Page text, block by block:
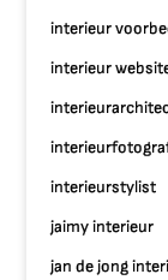
interieur
interieur
interieurstylist
jaimy interieur
jan de jong